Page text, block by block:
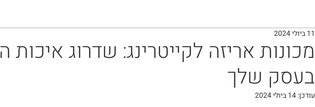
מכונות אריזה לקייטרינג: שדרוג איכות
בעסק שלך
11 ביולי 2024
עודכן:14 ביולי 2024